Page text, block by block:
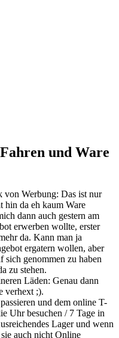
und Ware
von Werbung: Das ist nur
hin da eh kaum Ware
dann auch gestern am
erwerben wollte, erster
da. Kann man ja
ergatern wollen, aber
sich genommen zu haben
zu stehen.
Läden: Genau dann
verhext ;).
und dem online T-
Uhr besuchen / 7 Tage in
Lager und wenn
auch nicht Online